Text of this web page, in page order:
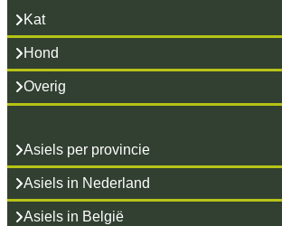
Kat
Hond
Overig
Asiels per provincie
Asiels in Nederland
Asiels in België